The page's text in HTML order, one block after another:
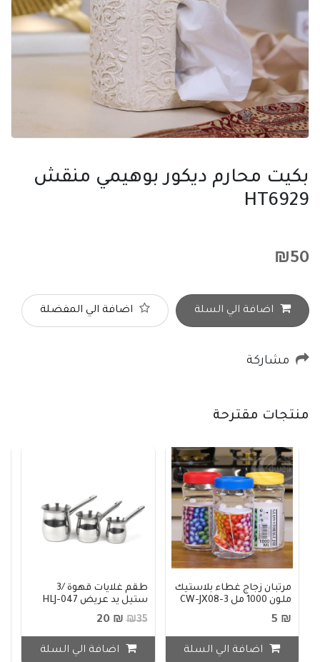
بكيت محارم ديكور بوهيمي منقش
HT6929
₪50
اضافة الي السلة اضافة الي المفضلة
مشاركة
منتجات مقترحة
مرتبان زجاج غطاء بلاستيك
ملون 1000 مل CW-JX08-3
₪ 5
اضافة الي السلة
طقم غلايات قهوة /3
ستيل يد عريض HLJ-047
₪35
₪ 20
اضافة الي السلة